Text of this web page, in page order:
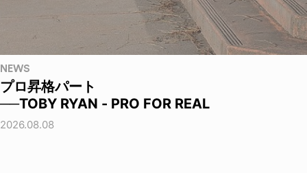
NEWS
プロ昇格パート
──TOBY RYAN - PRO FOR REAL
2026.08.08